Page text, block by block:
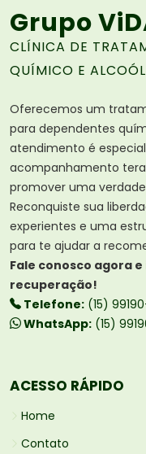
Grupo
CLÍNICA DE
QUÍMICO E
Oferecemos um
para dependentes
atendimento é
acompanhamento
promover uma
Reconquiste sua
experientes e uma
para te ajudar a
Fale conosco agora
recuperação!
Telefone: (15)
WhatsApp: (15)
ACESSO RÁPIDO
Home
Contato